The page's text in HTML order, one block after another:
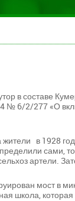
в составе
№ 6/2/277 «О
жители в 1928
сами,
артели.
мост в
школа,